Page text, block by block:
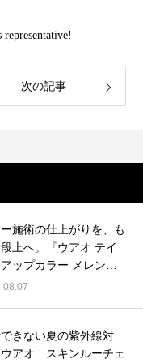
representative!
次の記事
施術の仕上がりを、も
上へ。『ウアオ テイ
ップカラー メレン
きない夏の紫外線対
アオ スキンルーチェ